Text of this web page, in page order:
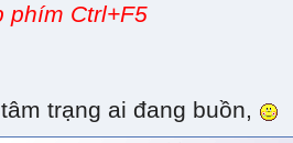
phím Ctrl+F5
trạng ai đang buồn,